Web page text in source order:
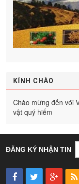
KÍNH CHÀO
Chào mừng đến với
vật quý hiếm
ĐĂNG KÝ NHẬN TIN